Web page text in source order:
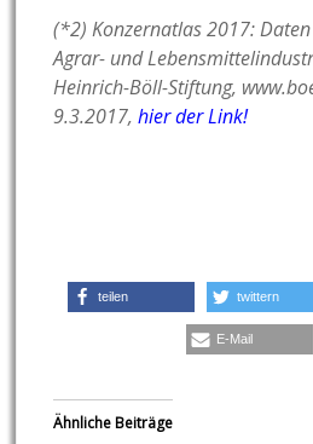
(*2) Konzernatlas 2017:
Agrar- und
Heinrich-Böll-Stiftung,
9.3.2017,hier der Link!
teilen twittern
E-Mail
Ähnliche Beiträge